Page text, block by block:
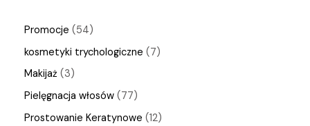
Promocje 54
kosmetyki trychologiczne 7
Makijaż 3
Pielęgnacja włosów 77
Prostowanie Keratynowe 12